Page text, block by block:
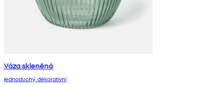
Váza skleněná
jednoduchý, dekorativní